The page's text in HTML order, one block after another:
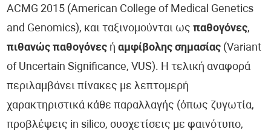
ACMG 2015 (American College of Medical Genetics
and Genomics), και ταξινομούνται ωςπαθογόνες,
πιθανώς παθογόνες ήαμφίβολης σημασίας (Variant
of Uncertain Significance, VUS). Η τελική αναφορά
περιλαμβάνει πίνακες με λεπτομερή
χαρακτηριστικά κάθε παραλλαγής (όπως ζυγωτία,
προβλέψεις in silico, συσχετίσεις με φαινότυπο,